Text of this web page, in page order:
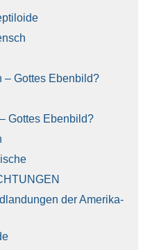
– Got­tes Eben­bild?
Got­tes Eben­bild?
der Ame­ri­ka­